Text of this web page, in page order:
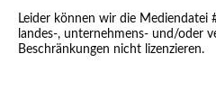
Leider können wir die
landes-, unternehmens- und/oder
Beschränkungen nicht lizenzieren.